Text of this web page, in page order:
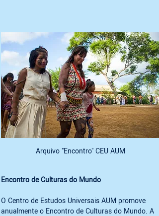
Arquivo "Encontro" CEU AUM
Encontro de Culturas do Mundo
O Centro de Estudos Universais AUM promove
anualmente o Encontro de Culturas do Mundo. A